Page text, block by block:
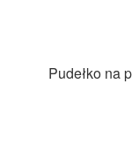
Pudełko na